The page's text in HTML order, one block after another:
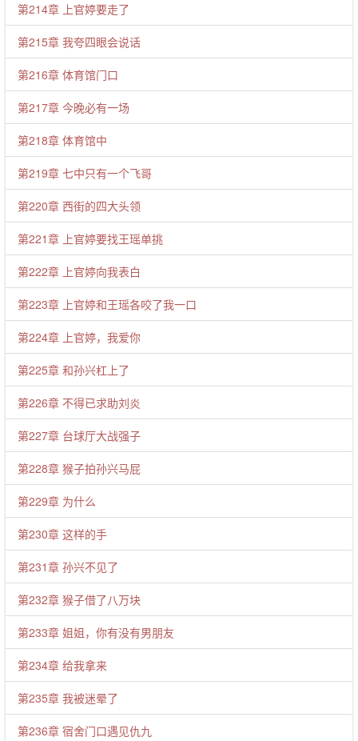
第214章 上官婷要走了
第215章 我夸四眼会说话
第216章 体育馆门口
第217章 今晚必有一场
第218章 体育馆中
第219章 七中只有一个飞哥
第220章 西街的四大头领
第221章 上官婷要找王瑶单挑
第222章 上官婷向我表白
第223章 上官婷和王瑶各咬了我一口
第224章 上官婷，我爱你
第225章 和孙兴杠上了
第226章 不得已求助刘炎
第227章 台球厅大战强子
第228章 猴子拍孙兴马屁
第229章 为什么
第230章 这样的手
第231章 孙兴不见了
第232章 猴子借了八万块
第233章 姐姐，你有没有男朋友
第234章 给我拿来
第235章 我被迷晕了
第236章 宿舍门口遇见仇九